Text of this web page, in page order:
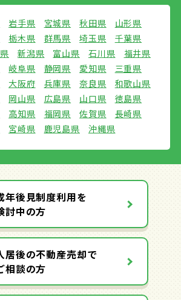
岩手県 宮城県 秋田県
山形県
栃木県 群馬県 埼玉県
千葉県
新潟県 富山県 石川県
福井県
岐阜県 静岡県 愛知県
三重県
大阪府 兵庫県 奈良県
和歌山県
岡山県 広島県 山口県
徳島県
高知県 福岡県 佐賀県
長崎県
宮崎県 鹿児島県 沖縄県
年後見制度利用を
討中の方
居後の不動産売却で
相談の方